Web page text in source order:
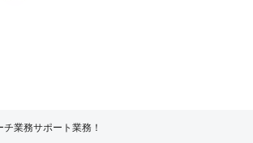
業務サポート業務！